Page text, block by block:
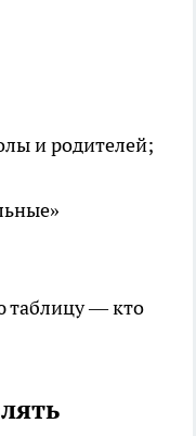
и родителей;
таблицу — кто